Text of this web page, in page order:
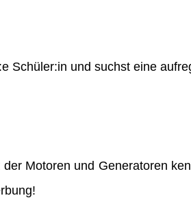
Schüler:in und suchst eine
Motoren und Generatoren